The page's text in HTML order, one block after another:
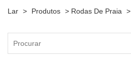
Lar > Produtos > Rodas De Praia >